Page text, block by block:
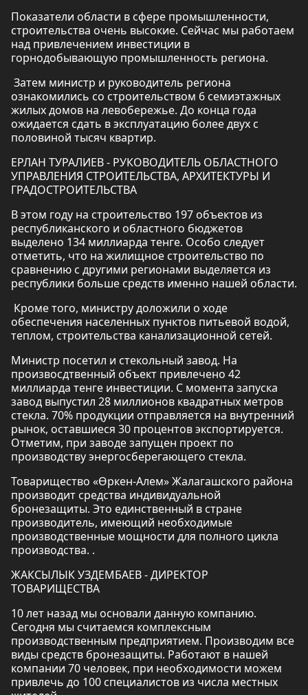
Показатели области в сфере промышленности,
строительства очень высокие. Сейчас мы работаем
над привлечением инвестиции в
горнодобывающую промышленность региона.
Затем министр и руководитель региона
ознакомились со строительством 6 семиэтажных
жилых домов на левобережье. До конца года
ожидается сдать в эксплуатацию более двух с
половиной тысяч квартир.
ЕРЛАН ТУРАЛИЕВ - РУКОВОДИТЕЛЬ ОБЛАСТНОГО
УПРАВЛЕНИЯ СТРОИТЕЛЬСТВА, АРХИТЕКТУРЫ И
ГРАДОСТРОИТЕЛЬСТВА
В этом году на строительство 197 объектов из
республиканского и областного бюджетов
выделено 134 миллиарда тенге. Особо следует
отметить, что на жилищное строительство по
сравнению с другими регионами выделяется из
республики больше средств именно нашей области.
Кроме того, министру доложили о ходе
обеспечения населенных пунктов питьевой водой,
теплом, строительства канализационной сетей.
Министр посетил и стекольный завод. На
произвосдтвенный объект привлечено 42
миллиарда тенге инвестиции. С момента запуска
завод выпустил 28 миллионов квадратных метров
стекла. 70% продукции отправляется на внутренний
рынок, оставшиеся 30 процентов экспортируется.
Отметим, при заводе запущен проект по
производству энергосберегающего стекла.
Товарищество «Өркен-Алем» Жалагашского района
производит средства индивидуальной
бронезащиты. Это единственный в стране
производитель, имеющий необходимые
производственные мощности для полного цикла
производства. .
ЖАКСЫЛЫК УЗДЕМБАЕВ - ДИРЕКТОР
ТОВАРИЩЕСТВА
10 лет назад мы основали данную компанию.
Сегодня мы считаемся комплексным
производственным предприятием. Производим все
виды средств бронезащиты. Работают в нашей
компании 70 человек, при необходимости можем
привлечь до 100 специалистов из числа местных